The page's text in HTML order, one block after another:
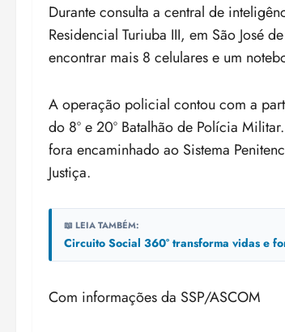
Durante consulta a central de
Residencial Turiuba III, em São José
encontrar mais 8 celulares e um
A operação policial contou com a
do 8º e 20º Batalhão de Polícia
fora encaminhado ao Sistema
Justiça.
📖 LEIA TAMBÉM:
Circuito Social 360° transforma vidas e
Com informações da SSP/ASCOM